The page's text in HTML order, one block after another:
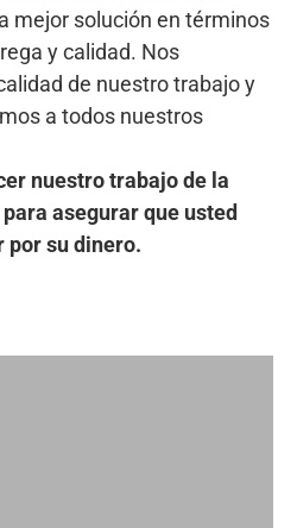
mejor solución en términos
y calidad. Nos
de nuestro trabajo y
a todos nuestros
nuestro trabajo de la
asegurar que usted
por su dinero.